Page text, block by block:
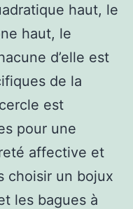
haut, le
haut, le
d’elle est
de la
est
pour une
affective et
choisir un bojux
les bagues à